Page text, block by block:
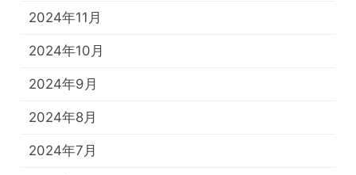
2024年11月
2024年10月
2024年9月
2024年8月
2024年7月